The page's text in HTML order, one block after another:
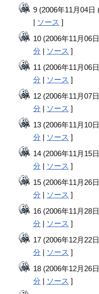
9 (2006年11月04日
| ソース ]
10 (2006年11月06
分 | ソース ]
11 (2006年11月06
分 | ソース ]
12 (2006年11月07
分 | ソース ]
13 (2006年11月10
分 | ソース ]
14 (2006年11月15
分 | ソース ]
15 (2006年11月26
分 | ソース ]
16 (2006年11月28
分 | ソース ]
17 (2006年12月22
分 | ソース ]
18 (2006年12月26
分 | ソース ]